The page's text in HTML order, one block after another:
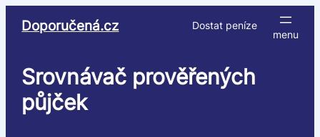
Doporučená.cz Dostat peníze
Srovnávač prověřených
půjček